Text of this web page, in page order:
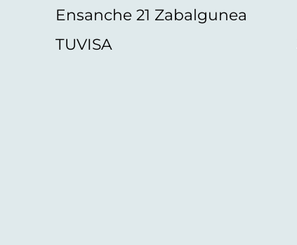
Ensanche 21 Zabalgunea
TUVISA